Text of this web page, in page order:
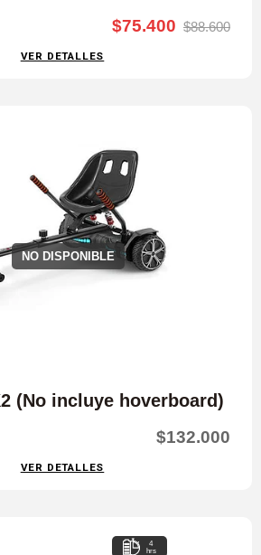
$75.400 $88.600
VER DETALLES
NO DISPONIBLE
(No incluye hoverboard)
$132.000
VER DETALLES
4
hrs